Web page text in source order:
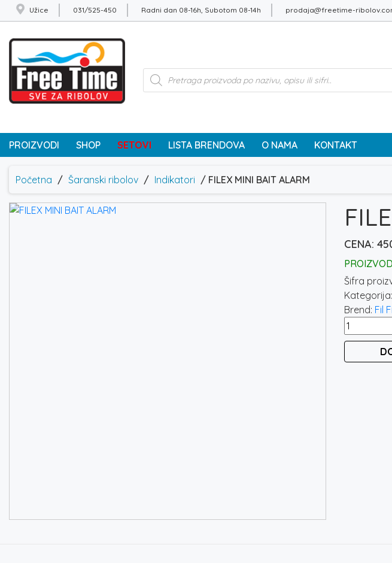
Užice 031/525-450 Radni dan 08-16h, Subotom 08-14h prodaja@freetime-
Products
search
PROIZVODI SHOP SETOVI LISTA BRENDOVA O NAMA KONTAKT
Početna / Šaranski ribolov / Indikatori / FILEX MINI BAIT ALARM
Šifra
Kategorija:
Brend: Fil
FILEX
MINI
ALARM